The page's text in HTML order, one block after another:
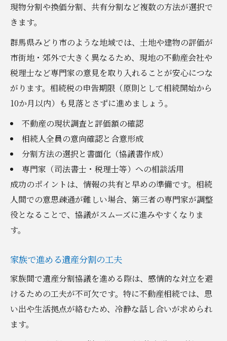
現物分割や換価分割、共有分割など複数の方法が選択で
きます。
群馬県みどり市のような地域では、土地や建物の評価が
市街地・郊外で大きく異なるため、現地の不動産会社や
税理士など専門家の意見を取り入れることが安心につな
がります。相続税の申告期限（原則として相続開始から
10か月以内）も見落とさずに進めましょう。
不動産の現状調査と評価額の確認
相続人全員の意向確認と合意形成
分割方法の選択と書面化（協議書作成）
専門家（司法書士・税理士等）への相談活用
成功のポイントは、情報の共有と早めの準備です。相続
人間での意思疎通が難しい場合、第三者の専門家が調整
役となることで、協議がスムーズに進みやすくなりま
す。
家族で進める遺産分割の工夫
家族間で遺産分割協議を進める際は、感情的な対立を避
けるための工夫が不可欠です。特に不動産相続では、思
い出や生活拠点が絡むため、冷静な話し合いが求められ
ます。